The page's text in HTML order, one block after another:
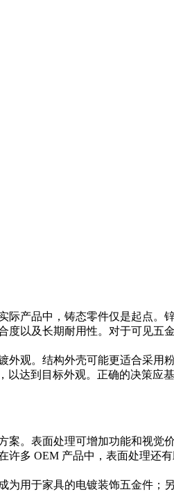
产品中，铸态零件仅是起点。
以及长期耐用性。对于可见五
外观。结构外壳可能更适合采用
以达到目标外观。正确的决策应
。表面处理可增加功能和视觉
多 OEM 产品中，表面处理还
用于家具的电镀装饰五金件；